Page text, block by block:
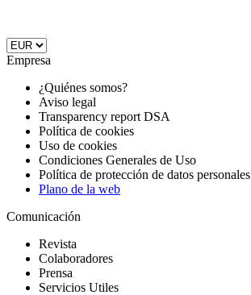
Empresa
¿Quiénes somos?
Aviso legal
Transparency report DSA
Política de cookies
Uso de cookies
Condiciones Generales de Uso
Política de protección de datos personales
Plano de la web
Comunicación
Revista
Colaboradores
Prensa
Servicios Utiles